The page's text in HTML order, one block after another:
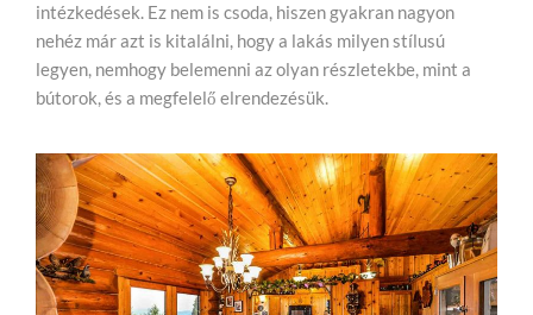
intézkedések. Ez nem is csoda, hiszen gyakran nagyon
nehéz már azt is kitalálni, hogy a lakás milyen stílusú
legyen, nemhogy belemenni az olyan részletekbe, mint a
bútorok, és a megfelelő elrendezésük.